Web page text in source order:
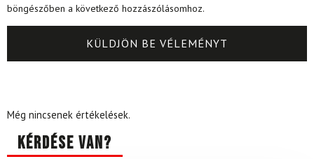
böngészőben a következő hozzászólásomhoz.
Még nincsenek értékelések.
Kérdése van?